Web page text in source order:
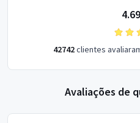
4.69
42742clientes
Avaliações de